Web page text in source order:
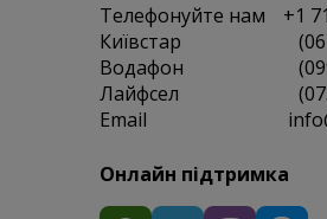
Телефонуйте нам
+1
Київстар
Водафон
Лайфсел
Email
Онлайн підтримка